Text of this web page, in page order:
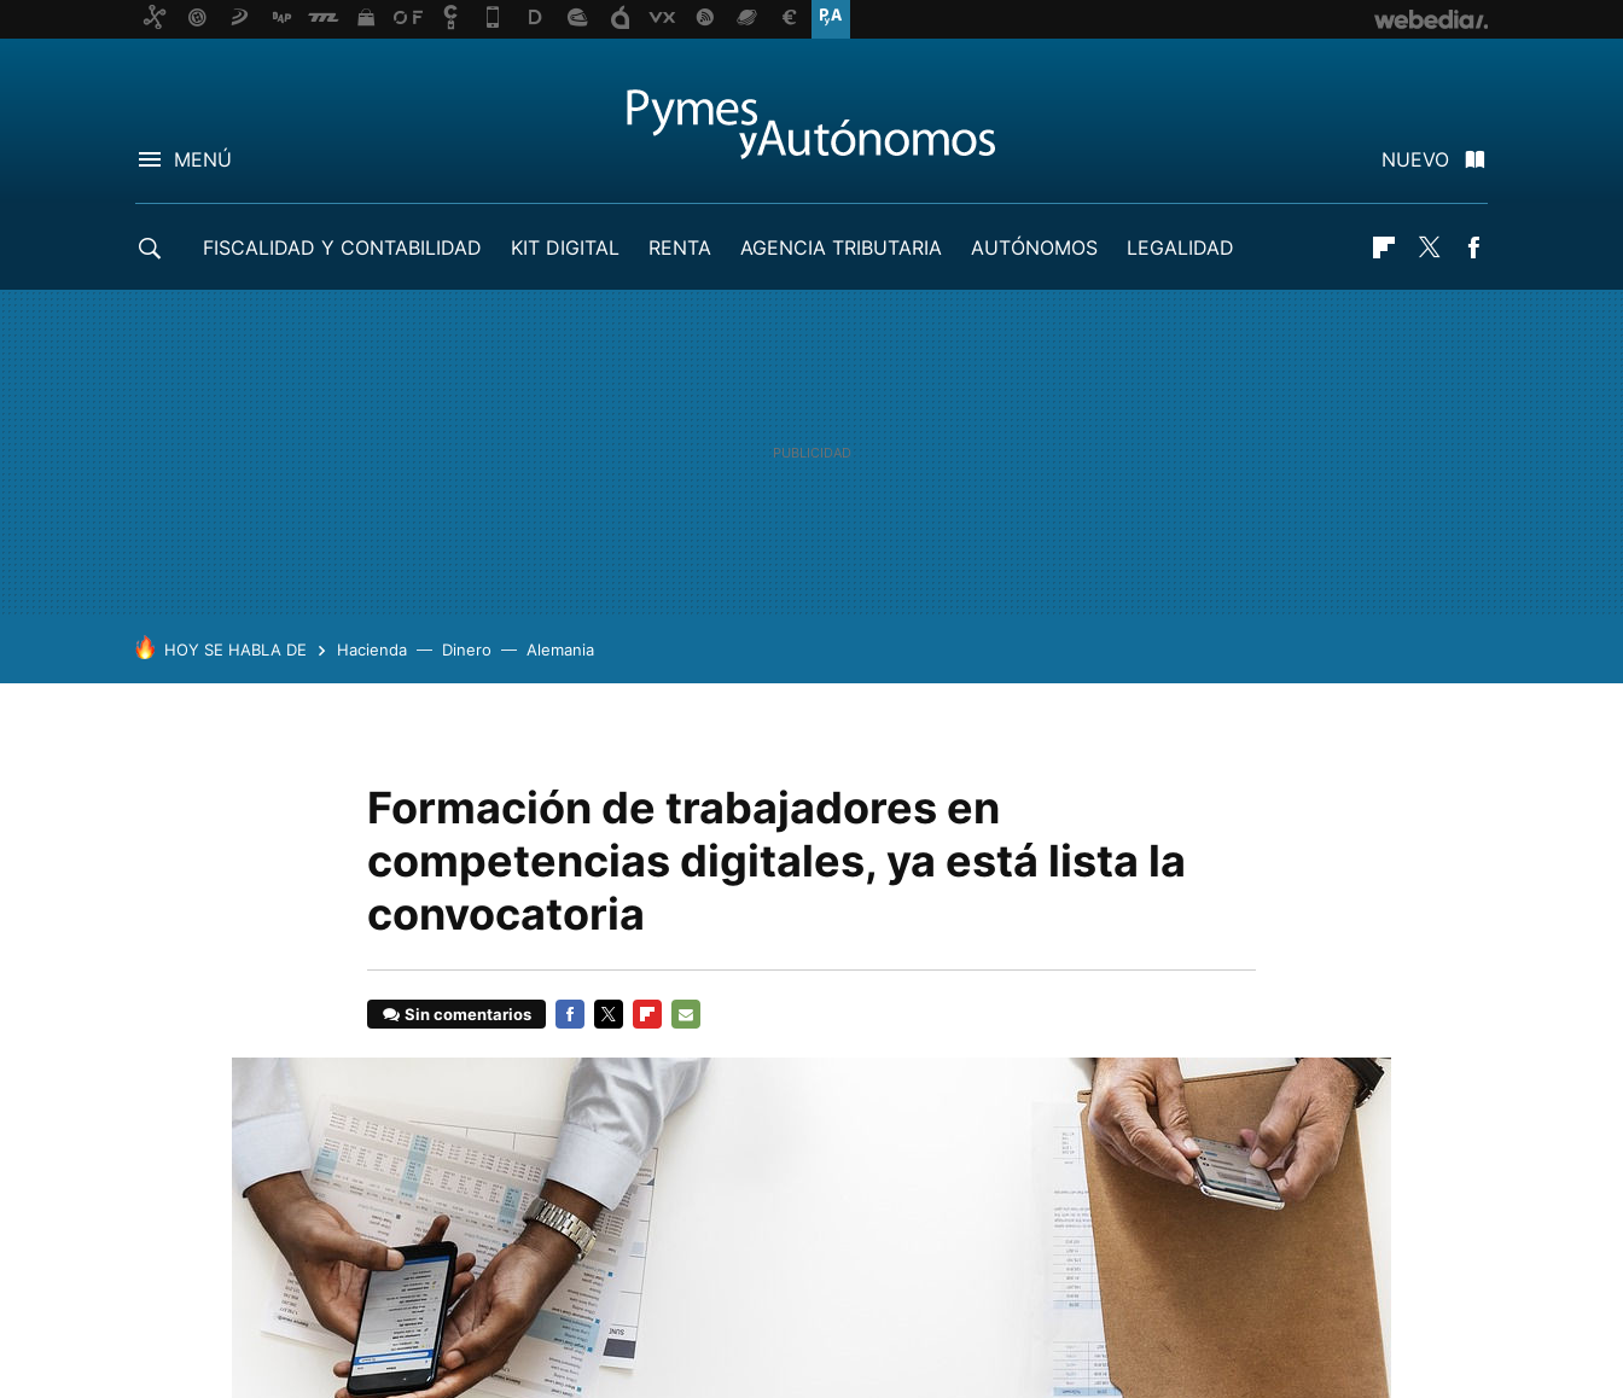
MENÚ NUEVO
FISCALIDAD Y CONTABILIDAD KIT DIGITAL RENTA AGENCIA TRIBUTARIA AUTÓNOMOS
LEGALIDAD
Flipboard
Twitter
HOY SE HABLA DE Hacienda Dinero Alemania
Formación de trabajadores en
competencias digitales, ya está lista la
convocatoria
Sin comentarios
MAIL